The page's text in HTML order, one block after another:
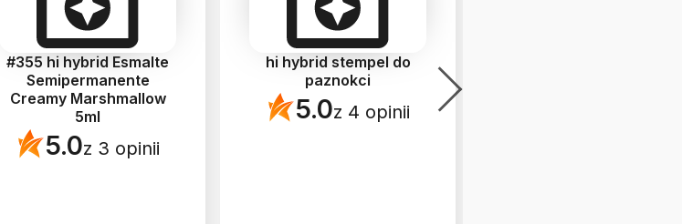
#355 hi hybrid Esmalte
Semipermanente
Creamy Marshmallow
5ml
5.0z 3 opinii
hi hybrid stempel do
paznokci
5.0z 4 opinii